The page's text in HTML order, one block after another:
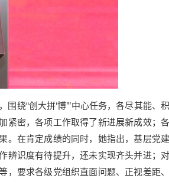
绕“创大拼‘博’”中心任务，各尽其能、积
紧密，各项工作取得了新进展新成效；各
。在肯定成绩的同时，她指出，基层党建
辨识度有待提升，还未实现齐头并进；对
要求各级党组织直面问题、正视差距、